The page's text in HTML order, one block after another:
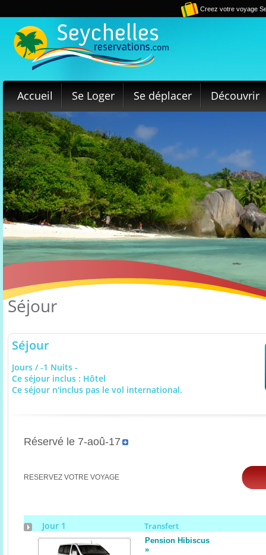
Creez votre voyage
Accueil Se Loger Se déplacer Découvrir
Séjour
Séjour
Jours / -1 Nuits -
Ce séjour inclus : Hôtel
Ce séjour n'inclus pas le vol international.
Réservé le 7-aoû-17
RESERVEZ VOTRE VOYAGE
Jour 1 Transfert
Pension Hibiscus
»